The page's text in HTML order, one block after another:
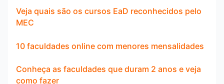
Veja quais são os cursos EaD reconhecidos pelo
MEC
10 faculdades online com menores mensalidades
Conheça as faculdades que duram 2 anos e veja
como fazer